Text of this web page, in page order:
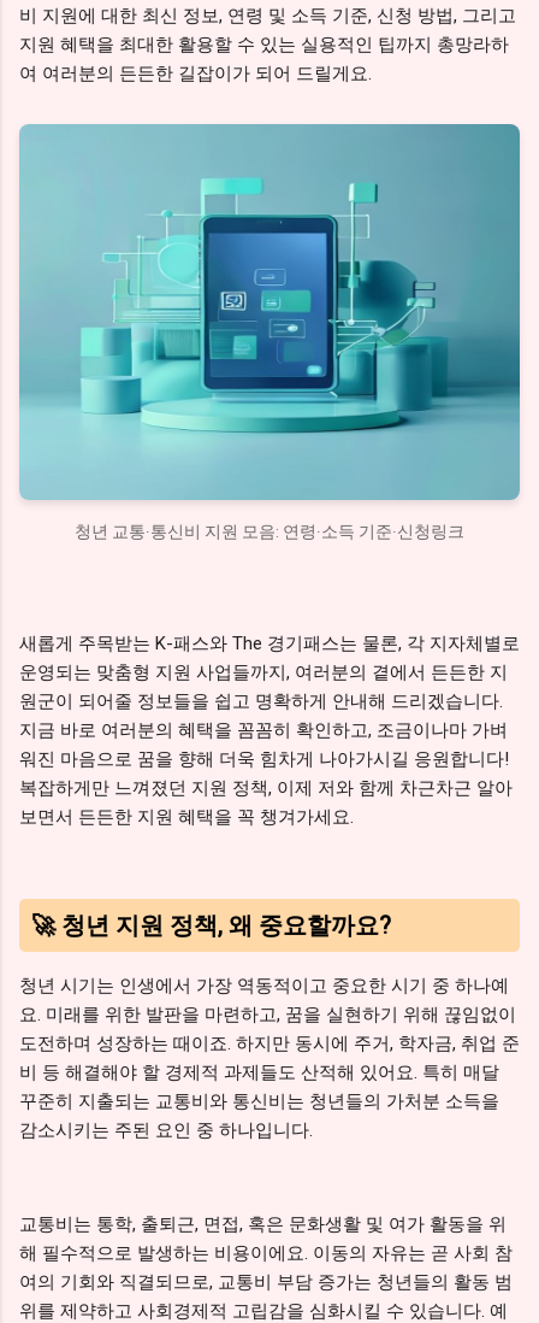
비 지원에 대한 최신 정보, 연령 및 소득 기준, 신청 방법, 그리고
지원 혜택을 최대한 활용할 수 있는 실용적인 팁까지 총망라하
여 여러분의 든든한 길잡이가 되어 드릴게요.
청년 교통·통신비 지원 모음: 연령·소득 기준·신청링크
새롭게 주목받는 K-패스와 The 경기패스는 물론, 각 지자체별로
운영되는 맞춤형 지원 사업들까지, 여러분의 곁에서 든든한 지
원군이 되어줄 정보들을 쉽고 명확하게 안내해 드리겠습니다.
지금 바로 여러분의 혜택을 꼼꼼히 확인하고, 조금이나마 가벼
워진 마음으로 꿈을 향해 더욱 힘차게 나아가시길 응원합니다!
복잡하게만 느껴졌던 지원 정책, 이제 저와 함께 차근차근 알아
보면서 든든한 지원 혜택을 꼭 챙겨가세요.
🚀 청년 지원 정책, 왜 중요할까요?
청년 시기는 인생에서 가장 역동적이고 중요한 시기 중 하나예
요. 미래를 위한 발판을 마련하고, 꿈을 실현하기 위해 끊임없이
도전하며 성장하는 때이죠. 하지만 동시에 주거, 학자금, 취업 준
비 등 해결해야 할 경제적 과제들도 산적해 있어요. 특히 매달
꾸준히 지출되는 교통비와 통신비는 청년들의 가처분 소득을
감소시키는 주된 요인 중 하나입니다.
교통비는 통학, 출퇴근, 면접, 혹은 문화생활 및 여가 활동을 위
해 필수적으로 발생하는 비용이에요. 이동의 자유는 곧 사회 참
여의 기회와 직결되므로, 교통비 부담 증가는 청년들의 활동 범
위를 제약하고 사회경제적 고립감을 심화시킬 수 있습니다. 예